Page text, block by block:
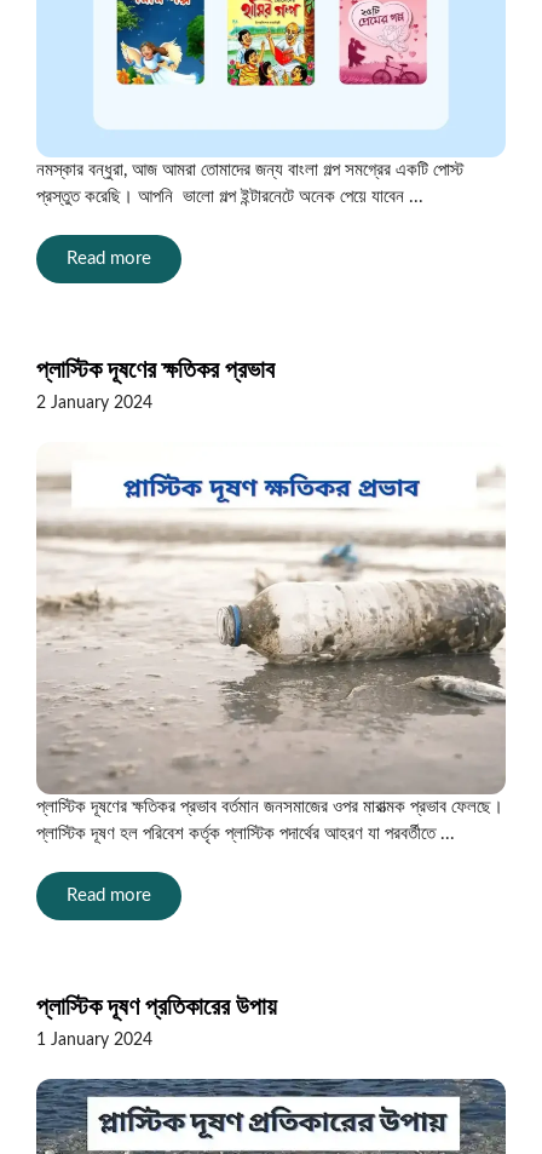
নমস্কার বন্ধুরা, আজ আমরা তোমাদের জন্য বাংলা গল্প সমগ্রের একটি পোস্ট
প্রস্তুত করেছি। আপনি ভালো গল্প ইন্টারনেটে অনেক পেয়ে যাবেন ...
Read more
প্লাস্টিক দূষণের ক্ষতিকর প্রভাব
2 January 2024
প্লাস্টিক দূষণের ক্ষতিকর প্রভাব বর্তমান জনসমাজের ওপর মারাত্মক প্রভাব ফেলছে।
প্লাস্টিক দূষণ হল পরিবেশ কর্তৃক প্লাস্টিক পদার্থের আহরণ যা পরবর্তীতে ...
Read more
প্লাস্টিক দূষণ প্রতিকারের উপায়
1 January 2024